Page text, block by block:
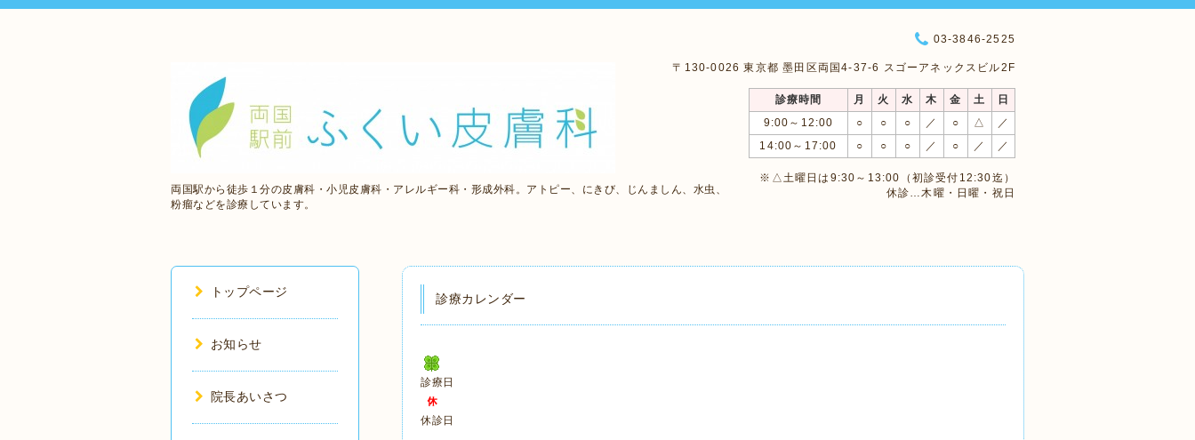
両国駅から徒歩１分の皮膚科・小児皮膚科・アレルギー科・形成外科。アトピー、にきび、じんましん、水虫、
粉瘤などを診療しています。
03-3846-2525
〒130-0026 東京都 墨田区両国4-37-6 スゴーアネックスビル2F
診療時間 月 火 水 木 金 土
日
9:00～12:00
○ ○ ○ ／ ○ △
／
14:00～17:00
○ ○ ○ ／ ○ ／ ／
※△土曜日は9:30～13:00（初診受付12:30迄）
休診…木曜・日曜・祝日
診療カレンダー
診療日
休診日
トップページ
お知らせ
院長あいさつ